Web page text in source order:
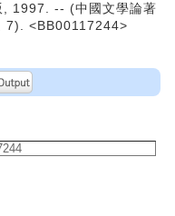
, 1997. -- (中國文學論著
7). <BB00117244>